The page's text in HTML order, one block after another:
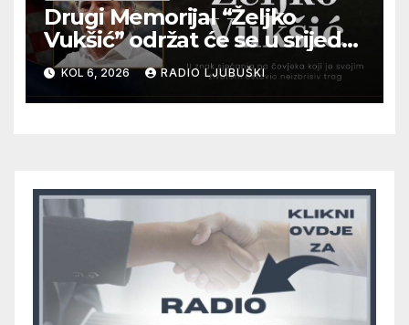
Drugi Memorijal “Željko
Vukšić” održat će se u srijedu
12. kolovoza u Otoku
KOL 6, 2026 RADIO LJUBUŠKI